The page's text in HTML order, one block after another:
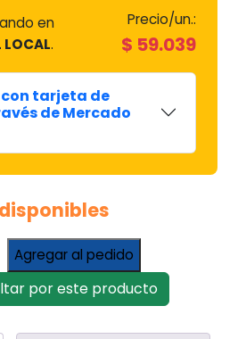
en
LOCAL.
Precio/un.:
$ 59.039
tarjeta de
de Mercado
Agregar al pedido
por este producto